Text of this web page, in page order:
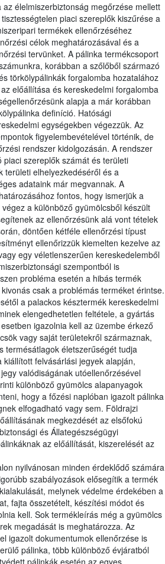
élelmiszerbiztonság megőrzése mellett
piaci szereplők kiszűrése a
termékek ellenőrzéséhez
célok meghatározásával és a
tervünket. A pálinka termékcsoport
korábban a szőlőből származó
törkölypálinkák forgalomba hozatalához
előállítása és kereskedelmi forgalomba
alapja a már korábban
definíció. Hatósági
egységekben végezzük. Az
figyelembevételével történik, de
rendszer kidolgozásán. A rendszer
szereplők számát és területi
területi elhelyezkedéséről és a
adataink már megvannak. A
fontos, hogy ismerjük a
a különböző gyümölcsből készült
az ellenőrzésünk alá vont tételek
döntően kétféle ellenőrzési típust
ellenőrizzük kiemelten kezelve az
egy véletlenszerűen kereskedelemből
szempontból is
probléma esetén a hibás termék
csak a problémás terméket érintse.
a palackos késztermék kereskedelmi
elengedhetetlen feltétele, a gyártás
igazolnia kell az üzembe érkező
vagy saját területekről származnak,
termésátlagok életszerűségét tudja
felvásárlási jegyek alapján,
valódiságának utóellenőrzésével
különböző gyümölcs alapanyagok
hogy a főzési naplóban igazolt pálinka
elfogadható vagy sem. Földrajzi
megkezdését az elsőfokú
és Állategészségügyi
az előállítását, kiszerelését az
nyilvánosan minden érdeklődő számára
szabályozások elősegítik a termék
melynek védelme érdekében a
fajta összetételt, készítési módot és
kell. Sok termékleírás még a gyümölcs
megadását is meghatározza. Az
igazolt dokumentumok ellenőrzése is
pálinka, több különböző évjáratból